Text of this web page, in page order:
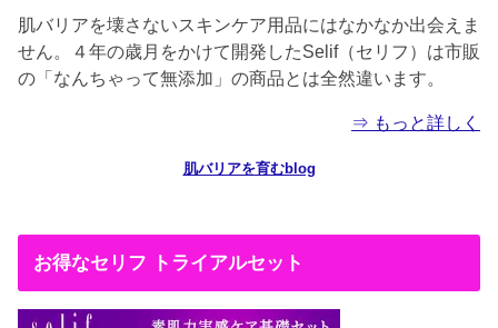
肌バリアを壊さないスキンケア用品にはなかなか出会えま
せん。４年の歳月をかけて開発したSelif（セリフ）は市販
の「なんちゃって無添加」の商品とは全然違います。
⇒ もっと詳しく
肌バリアを育むblog
お得なセリフ トライアルセット